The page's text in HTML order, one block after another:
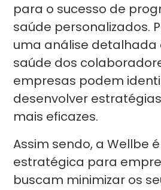
para o sucesso de
saúde personalizados.
uma análise detalhada
saúde dos
empresas podem
desenvolver
mais eficazes.
Assim sendo, a Wellbe
estratégica para
buscam minimizar os